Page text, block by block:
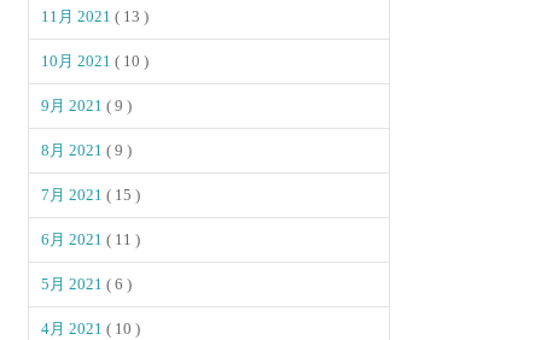
11月 2021( 13 )
10月 2021( 10 )
9月 2021( 9 )
8月 2021( 9 )
7月 2021( 15 )
6月 2021( 11 )
5月 2021( 6 )
4月 2021( 10 )